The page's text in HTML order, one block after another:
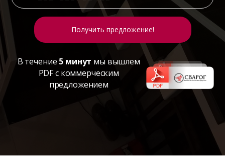
В течение 5 минут мы вышлем
PDF с коммерческим
предложением